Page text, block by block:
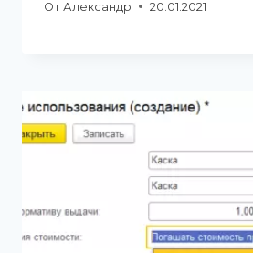
От Александр 20.01.2021